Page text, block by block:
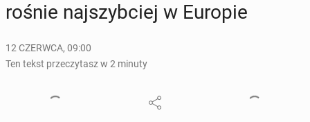
rośnie naj­szyb­ciej w Europie
12 CZERWCA, 09:00
Ten tekst przeczytasz w 2 minuty